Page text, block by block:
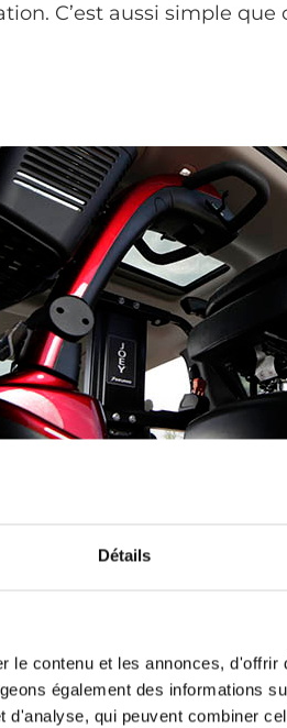
Détails
le contenu et les annonces,
également des informations
d'analyse, qui peuvent combiner
C’est aussi simple que
Caractéristiques